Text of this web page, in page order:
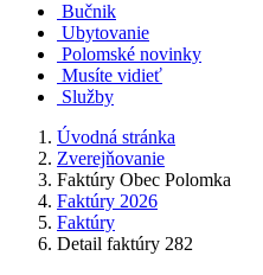
Bučnik
Ubytovanie
Polomské novinky
Musíte vidieť
Služby
Úvodná stránka
Zverejňovanie
Faktúry Obec Polomka
Faktúry 2026
Faktúry
Detail faktúry 282